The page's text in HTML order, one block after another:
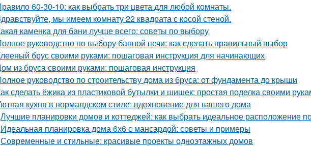
60-30-10: как выбрать три цвета для любой комнаты.
мы имеем комнату 22 квадрата с косой стеной.
каменка для бани лучше всего: советы по выбору
руководство по выбору банной печи: как сделать правильный выбор
брус своими руками: пошаговая инструкция для начинающих
из бруса своими руками: пошаговая инструкция
руководство по строительству дома из бруса: от фундамента до крыши
сделать ёжика из пластиковой бутылки и шишек: простая поделка своими
кухня в нормандском стиле: вдохновение для вашего дома
Лучшие планировки домов и коттеджей: как выбрать идеальное расположение
Идеальная планировка дома 6х6 с мансардой: советы и примеры
Современные и стильные: красивые проекты одноэтажных домов